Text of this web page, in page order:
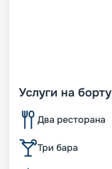
Услуги на борту
Два ресторана
Три бара